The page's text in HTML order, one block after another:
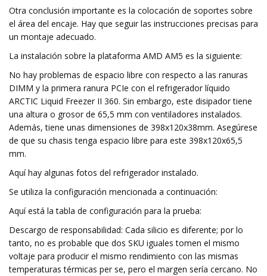
Otra conclusión importante es la colocación de soportes sobre
el área del encaje. Hay que seguir las instrucciones precisas para
un montaje adecuado.
La instalación sobre la plataforma AMD AM5 es la siguiente:
No hay problemas de espacio libre con respecto a las ranuras
DIMM y la primera ranura PCIe con el refrigerador líquido
ARCTIC Liquid Freezer II 360. Sin embargo, este disipador tiene
una altura o grosor de 65,5 mm con ventiladores instalados.
Además, tiene unas dimensiones de 398x120x38mm. Asegúrese
de que su chasis tenga espacio libre para este 398x120x65,5
mm.
Aquí hay algunas fotos del refrigerador instalado.
Se utiliza la configuración mencionada a continuación:
Aquí está la tabla de configuración para la prueba:
Descargo de responsabilidad: Cada silicio es diferente; por lo
tanto, no es probable que dos SKU iguales tomen el mismo
voltaje para producir el mismo rendimiento con las mismas
temperaturas térmicas per se, pero el margen sería cercano. No